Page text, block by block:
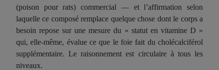
(poison pour rats) commercial — et l’affirmation selon
laquelle ce composé remplace quelque chose dont le corps a
besoin repose sur une mesure du « statut en vitamine D »
qui, elle-même, évalue ce que le foie fait du cholécalciférol
supplémentaire. Le raisonnement est circulaire à tous les
niveaux.